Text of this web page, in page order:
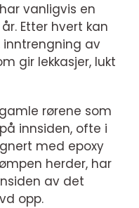
vanligvis en
Etter hvert kan
inntrengning av
gir lekkasjer, lukt
rørene som
innsiden, ofte i
med epoxy
herder, har
av det
opp.